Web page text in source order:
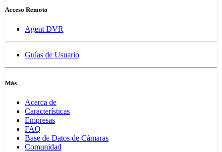
Acceso Remoto
Agent DVR
Guías de Usuario
Más
Acerca de
Características
Empresas
FAQ
Base de Datos de Cámaras
Comunidad